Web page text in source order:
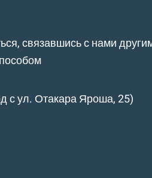
связавшись с нами
с ул. Отакара Яроша, 25)